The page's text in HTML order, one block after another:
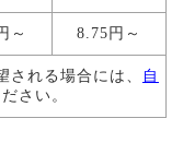
～ 8.75円～
される場合には、
自
さい。